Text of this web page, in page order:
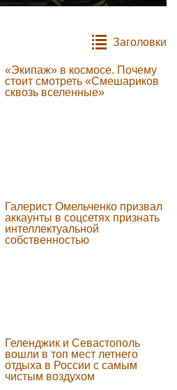
Заголовки
«Экипаж» в космосе. Почему
стоит смотреть «Смешариков
сквозь вселенные»
Галерист Омельченко призвал
аккаунты в соцсетях признать
интеллектуальной
собственностью
Геленджик и Севастополь
вошли в топ мест летнего
отдыха в России с самым
чистым воздухом